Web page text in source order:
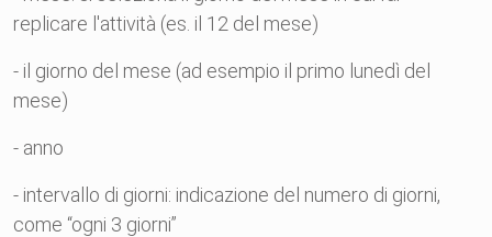
replicare l'attività (es. il 12 del mese)
- il giorno del mese (ad esempio il primo lunedì del
mese)
- anno
- intervallo di giorni: indicazione del numero di giorni,
come “ogni 3 giorni”